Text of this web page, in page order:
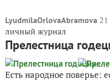
LyudmilaOrlovaAbramova
личный журнал
Прелестница
Есть народное поверье: